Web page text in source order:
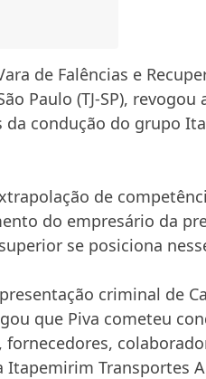
de Falências e
Paulo (TJ-SP), revogou
da condução do grupo
de
do empresário da
se posiciona
criminal de
que Piva cometeu
Transportes